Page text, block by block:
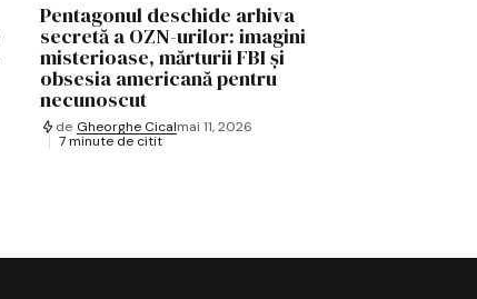
Pentagonul deschide arhiva
secretă a OZN-urilor: imagini
misterioase, mărturii FBI și
obsesia americană pentru
necunoscut
de Gheorghe Cicalmai 11, 2026
7 minute de citit